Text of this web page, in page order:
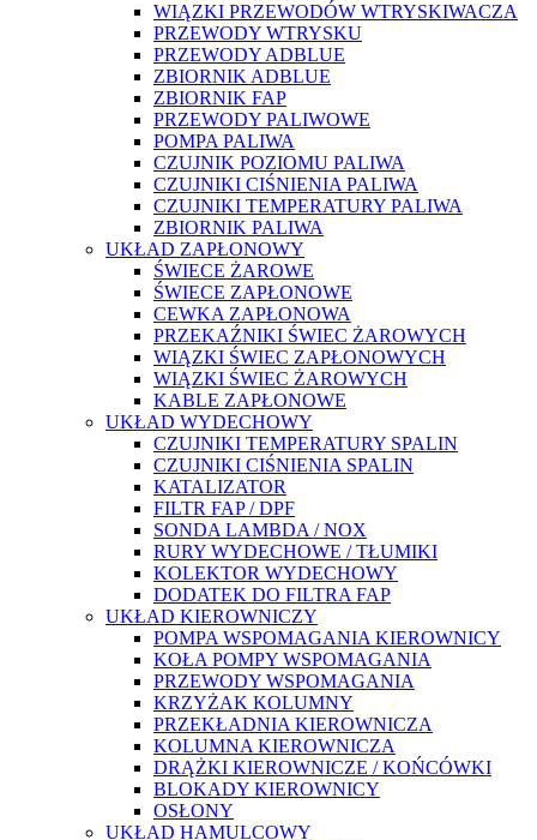
WIĄZKI PRZEWODÓW WTRYSKIWACZA
PRZEWODY WTRYSKU
PRZEWODY ADBLUE
ZBIORNIK ADBLUE
ZBIORNIK FAP
PRZEWODY PALIWOWE
POMPA PALIWA
CZUJNIK POZIOMU PALIWA
CZUJNIKI CIŚNIENIA PALIWA
CZUJNIKI TEMPERATURY PALIWA
ZBIORNIK PALIWA
UKŁAD ZAPŁONOWY
ŚWIECE ŻAROWE
ŚWIECE ZAPŁONOWE
CEWKA ZAPŁONOWA
PRZEKAŹNIKI ŚWIEC ŻAROWYCH
WIĄZKI ŚWIEC ZAPŁONOWYCH
WIĄZKI ŚWIEC ŻAROWYCH
KABLE ZAPŁONOWE
UKŁAD WYDECHOWY
CZUJNIKI TEMPERATURY SPALIN
CZUJNIKI CIŚNIENIA SPALIN
KATALIZATOR
FILTR FAP / DPF
SONDA LAMBDA / NOX
RURY WYDECHOWE / TŁUMIKI
KOLEKTOR WYDECHOWY
DODATEK DO FILTRA FAP
UKŁAD KIEROWNICZY
POMPA WSPOMAGANIA KIEROWNICY
KOŁA POMPY WSPOMAGANIA
PRZEWODY WSPOMAGANIA
KRZYŻAK KOLUMNY
PRZEKŁADNIA KIEROWNICZA
KOLUMNA KIEROWNICZA
DRĄŻKI KIEROWNICZE / KOŃCÓWKI
BLOKADY KIEROWNICY
OSŁONY
UKŁAD HAMULCOWY